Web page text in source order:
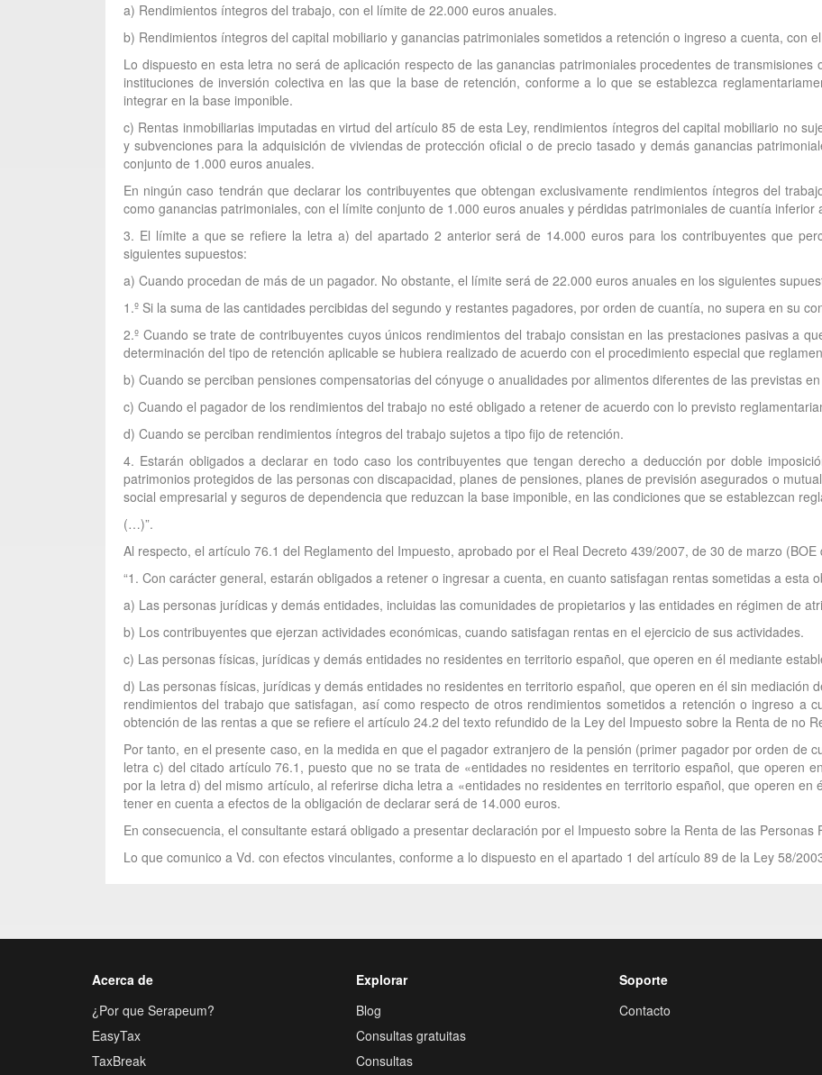
a) Rendimientos íntegros del trabajo, con el límite de 22.000 euros anuales.
b) Rendimientos íntegros del capital mobiliario y ganancias patrimoniales sometidos a retención o ingreso a cuenta, con
Lo dispuesto en esta letra no será de aplicación respecto de las ganancias patrimoniales procedentes de
instituciones de inversión colectiva en las que la base de retención, conforme a lo que se establezca
integrar en la base imponible.
c) Rentas inmobiliarias imputadas en virtud del artículo 85 de esta Ley, rendimientos íntegros del capital mobiliario no
y subvenciones para la adquisición de viviendas de protección oficial o de precio tasado y demás ganancias
conjunto de 1.000 euros anuales.
En ningún caso tendrán que declarar los contribuyentes que obtengan exclusivamente rendimientos íntegros del
como ganancias patrimoniales, con el límite conjunto de 1.000 euros anuales y pérdidas patrimoniales de cuantía inferior
3. El límite a que se refiere la letra a) del apartado 2 anterior será de 14.000 euros para los contribuyentes que
siguientes supuestos:
a) Cuando procedan de más de un pagador. No obstante, el límite será de 22.000 euros anuales en los siguientes
1.º Si la suma de las cantidades percibidas del segundo y restantes pagadores, por orden de cuantía, no supera en su
2.º Cuando se trate de contribuyentes cuyos únicos rendimientos del trabajo consistan en las prestaciones pasivas a
determinación del tipo de retención aplicable se hubiera realizado de acuerdo con el procedimiento especial que
b) Cuando se perciban pensiones compensatorias del cónyuge o anualidades por alimentos diferentes de las previstas
c) Cuando el pagador de los rendimientos del trabajo no esté obligado a retener de acuerdo con lo previsto
d) Cuando se perciban rendimientos íntegros del trabajo sujetos a tipo fijo de retención.
4. Estarán obligados a declarar en todo caso los contribuyentes que tengan derecho a deducción por doble
patrimonios protegidos de las personas con discapacidad, planes de pensiones, planes de previsión asegurados o
social empresarial y seguros de dependencia que reduzcan la base imponible, en las condiciones que se establezcan
(…)”.
Al respecto, el artículo 76.1 del Reglamento del Impuesto, aprobado por el Real Decreto 439/2007, de 30 de marzo
“1. Con carácter general, estarán obligados a retener o ingresar a cuenta, en cuanto satisfagan rentas sometidas a esta
a) Las personas jurídicas y demás entidades, incluidas las comunidades de propietarios y las entidades en régimen de
b) Los contribuyentes que ejerzan actividades económicas, cuando satisfagan rentas en el ejercicio de sus actividades.
c) Las personas físicas, jurídicas y demás entidades no residentes en territorio español, que operen en él mediante
d) Las personas físicas, jurídicas y demás entidades no residentes en territorio español, que operen en él sin mediación
rendimientos del trabajo que satisfagan, así como respecto de otros rendimientos sometidos a retención o ingreso a
obtención de las rentas a que se refiere el artículo 24.2 del texto refundido de la Ley del Impuesto sobre la Renta de no
Por tanto, en el presente caso, en la medida en que el pagador extranjero de la pensión (primer pagador por orden de
letra c) del citado artículo 76.1, puesto que no se trata de «entidades no residentes en territorio español, que operen
por la letra d) del mismo artículo, al referirse dicha letra a «entidades no residentes en territorio español, que operen en
tener en cuenta a efectos de la obligación de declarar será de 14.000 euros.
En consecuencia, el consultante estará obligado a presentar declaración por el Impuesto sobre la Renta de las
Lo que comunico a Vd. con efectos vinculantes, conforme a lo dispuesto en el apartado 1 del artículo 89 de la Ley 58/
Acerca de
¿Por que Serapeum?
EasyTax
TaxBreak
Explorar
Blog
Consultas gratuitas
Consultas
Soporte
Contacto